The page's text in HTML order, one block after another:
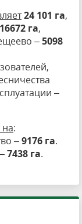
24 101 га,
16672 га,
–5098
–
:
–9176 га.
7438 га.